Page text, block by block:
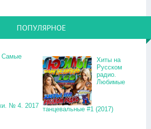
ПОПУЛЯРНОЕ
Самые
№ 4. 2017
Хиты на
Русском
радио.
Любимые
танцевальные #1 (2017)